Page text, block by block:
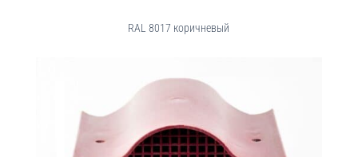
RAL 8017 коричневый